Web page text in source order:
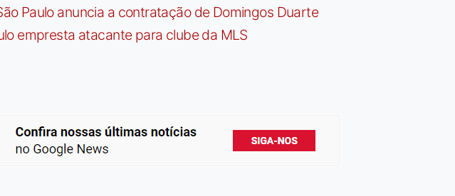
Paulo anuncia a contratação de Domingos Duarte
empresta atacante para clube da MLS